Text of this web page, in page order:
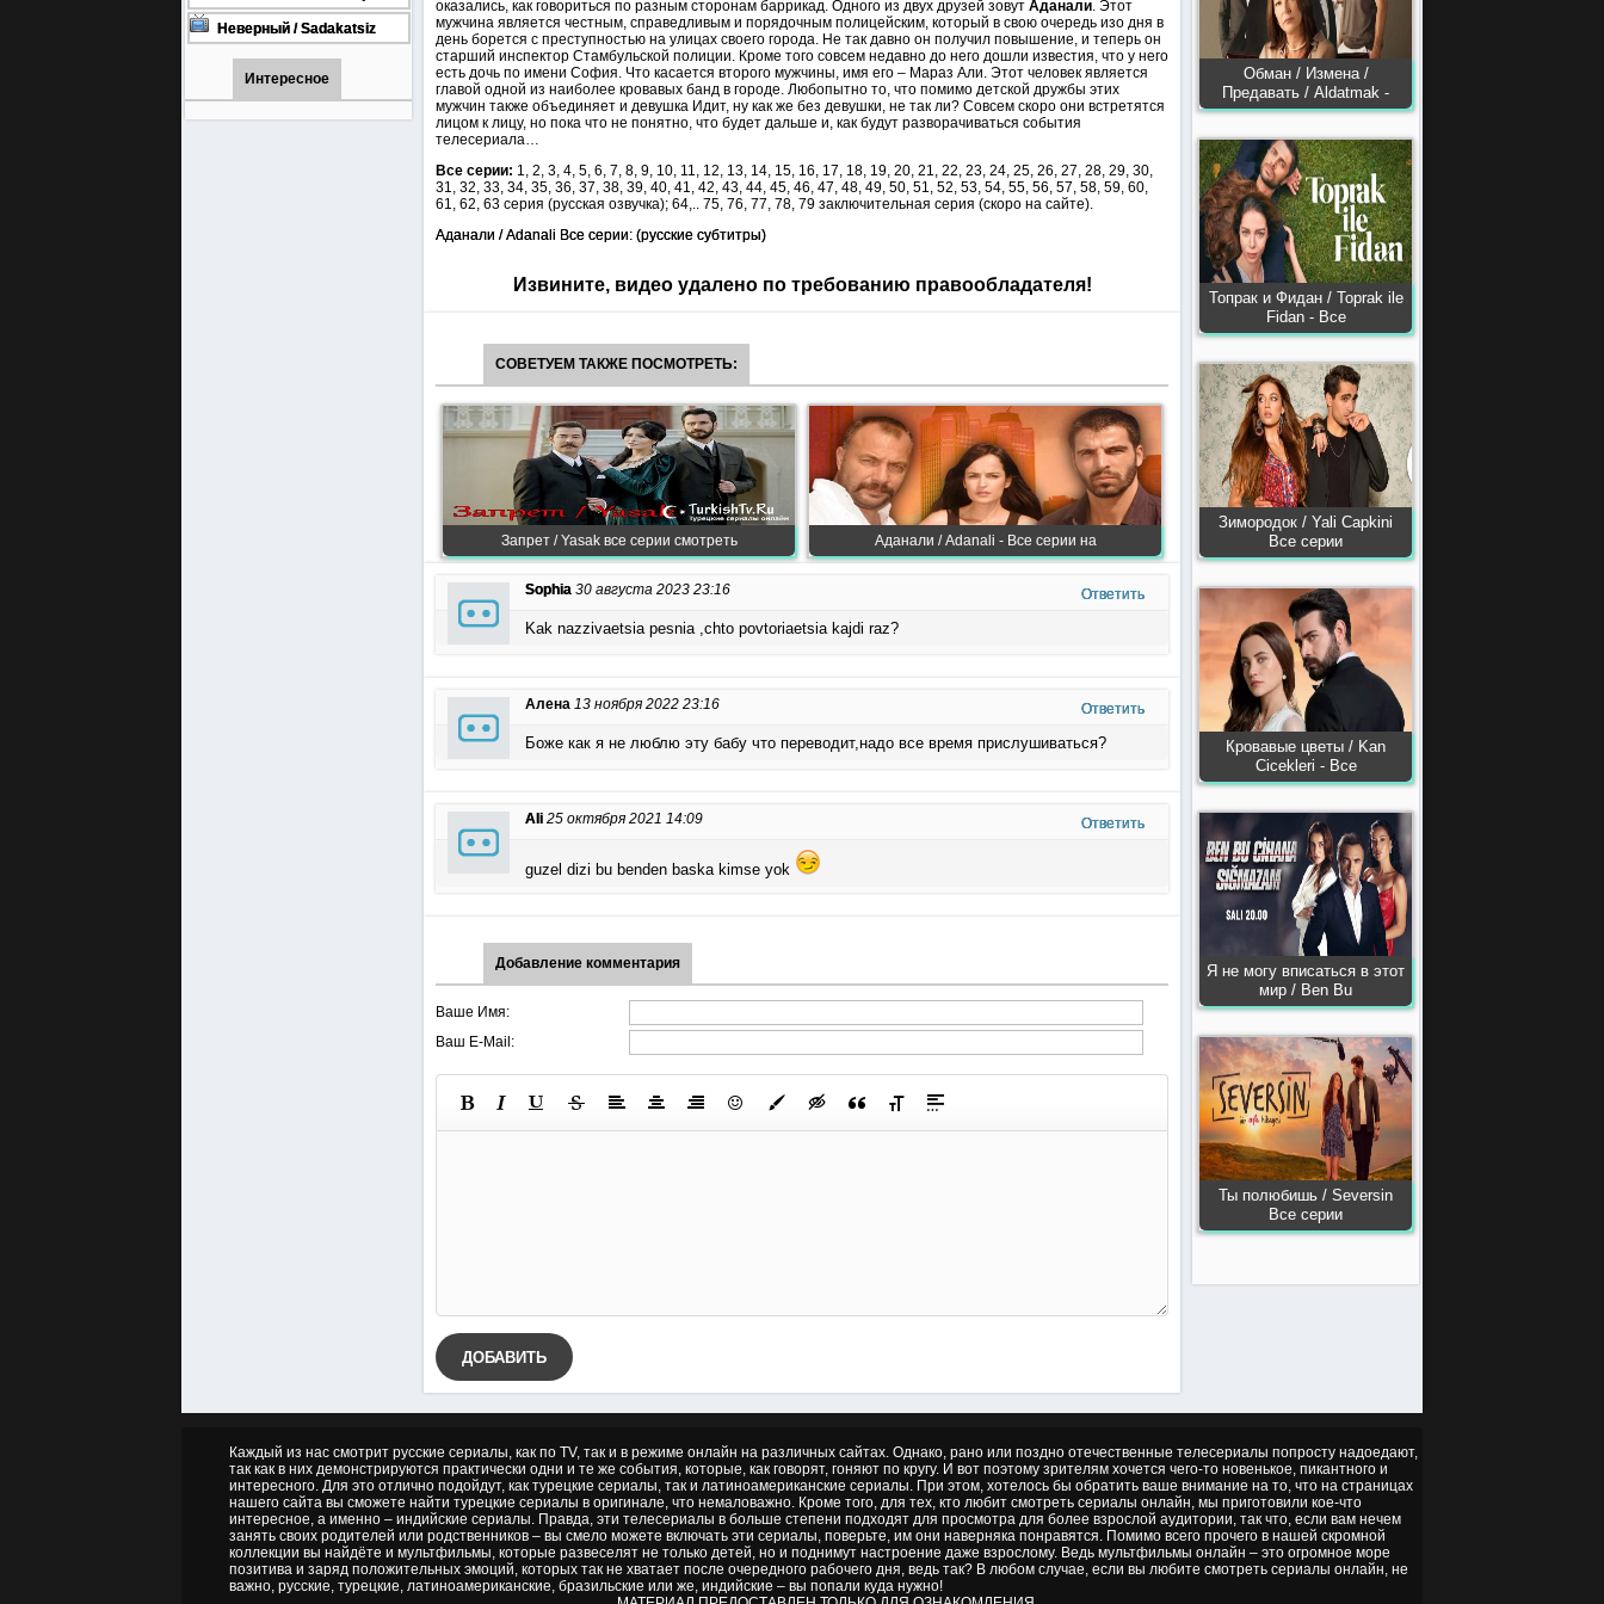
турецкий сериал смотреть
онлайн на русском языке
Неверный / Sadakatsiz
Все серии турецкий сериал
смотреть онлайн на
русском языке
Интересное
Обман / Измена /
Предавать / Aldatmak -
Топрак и Фидан / Toprak ile
Fidan - Все
Зимородок / Yali Capkini
Все серии
Кровавые цветы / Kan
Сiсekleri - Все
Я не могу вписаться в этот
мир / Ben Bu
Ты полюбишь / Seversin
Все серии
оказались, как говориться по разным сторонам баррикад. Одного из двух друзей зовут Аданали. Этот
мужчина является честным, справедливым и порядочным полицейским, который в свою очередь изо дня в
день борется с преступностью на улицах своего города. Не так давно он получил повышение, и теперь он
старший инспектор Стамбульской полиции. Кроме того совсем недавно до него дошли известия, что у него
есть дочь по имени София. Что касается второго мужчины, имя его – Мараз Али. Этот человек является
главой одной из наиболее кровавых банд в городе. Любопытно то, что помимо детской дружбы этих
мужчин также объединяет и девушка Идит, ну как же без девушки, не так ли? Совсем скоро они встретятся
лицом к лицу, но пока что не понятно, что будет дальше и, как будут разворачиваться события
телесериала…
Все серии: 1, 2, 3, 4, 5, 6, 7, 8, 9, 10, 11, 12, 13, 14, 15, 16, 17, 18, 19, 20, 21, 22, 23, 24, 25, 26, 27, 28, 29, 30,
31, 32, 33, 34, 35, 36, 37, 38, 39, 40, 41, 42, 43, 44, 45, 46, 47, 48, 49, 50, 51, 52, 53, 54, 55, 56, 57, 58, 59, 60,
61, 62, 63 серия (русская озвучка); 64,.. 75, 76, 77, 78, 79 заключительная серия (скоро на сайте).
Аданали / Adanali Все серии: (русские субтитры)
Извините, видео удалено по требованию правообладателя!
СОВЕТУЕМ ТАКЖЕ ПОСМОТРЕТЬ:
Запрет / Yasak все серии смотреть Аданали / Adanali - Все серии на
Sophia 30 августа 2023 23:16 Ответить
Kak nazzivaetsia pesnia ,chto povtoriaetsia kajdi raz?
Алена 13 ноября 2022 23:16 Ответить
Боже как я не люблю эту бабу что переводит,надо все время прислушиваться?
Ali 25 октября 2021 14:09 Ответить
guzel dizi bu benden baska kimse yok
Добавление комментария
Ваше Имя:
Ваш E-Mail:
ДОБАВИТЬ
Каждый из нас смотрит русские сериалы, как по TV, так и в режиме онлайн на различных сайтах. Однако, рано или поздно отечественные телесериалы попросту надоедают,
так как в них демонстрируются практически одни и те же события, которые, как говорят, гоняют по кругу. И вот поэтому зрителям хочется чего-то новенькое, пикантного и
интересного. Для это отлично подойдут, как турецкие сериалы, так и латиноамериканские сериалы. При этом, хотелось бы обратить ваше внимание на то, что на страницах
нашего сайта вы сможете найти турецкие сериалы в оригинале, что немаловажно. Кроме того, для тех, кто любит смотреть сериалы онлайн, мы приготовили кое-что
интересное, а именно – индийские сериалы. Правда, эти телесериалы в больше степени подходят для просмотра для более взрослой аудитории, так что, если вам нечем
занять своих родителей или родственников – вы смело можете включать эти сериалы, поверьте, им они наверняка понравятся. Помимо всего прочего в нашей скромной
коллекции вы найдёте и мультфильмы, которые развеселят не только детей, но и поднимут настроение даже взрослому. Ведь мультфильмы онлайн – это огромное море
позитива и заряд положительных эмоций, которых так не хватает после очередного рабочего дня, ведь так? В любом случае, если вы любите смотреть сериалы онлайн, не
важно, русские, турецкие, латиноамериканские, бразильские или же, индийские – вы попали куда нужно!